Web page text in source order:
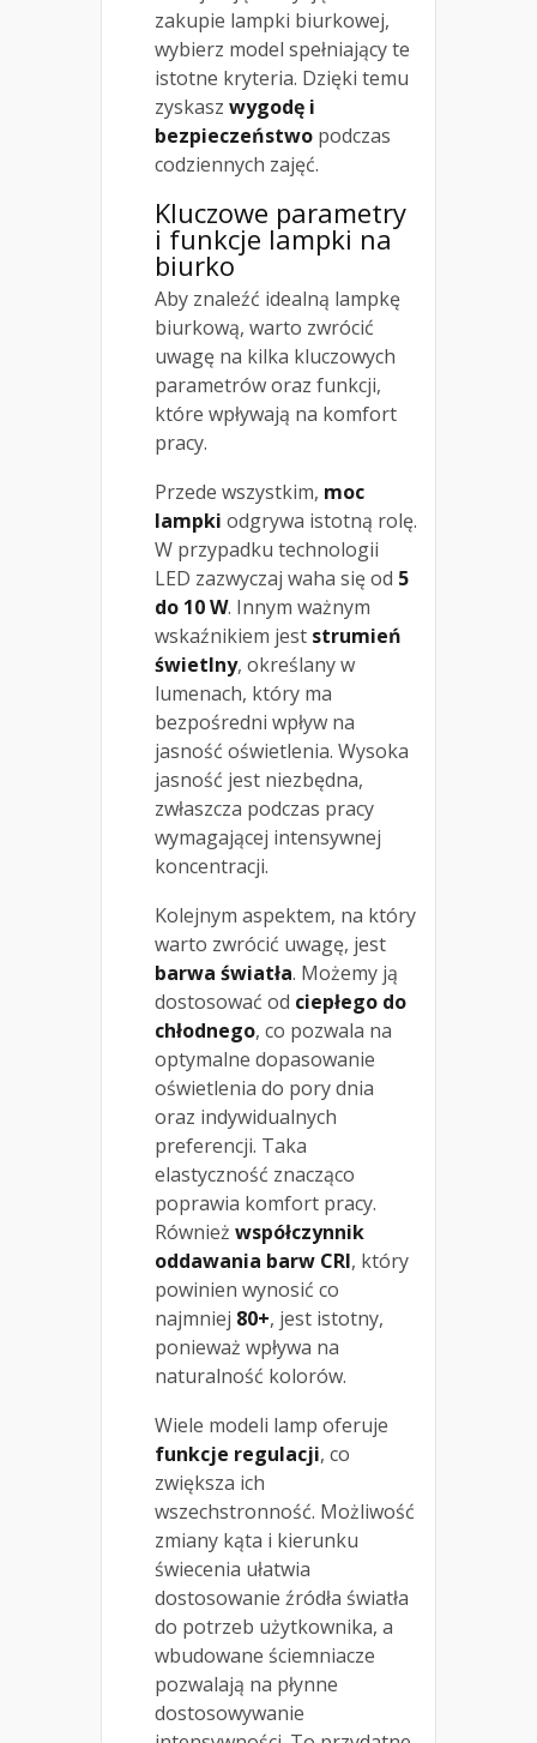
zakupie lampki biurkowej,
wybierz model spełniający te
istotne kryteria. Dzięki temu
zyskasz wygodę i
bezpieczeństwo podczas
codziennych zajęć.
Kluczowe parametry
i funkcje lampki na
biurko
Aby znaleźć idealną lampkę
biurkową, warto zwrócić
uwagę na kilka kluczowych
parametrów oraz funkcji,
które wpływają na komfort
pracy.
Przede wszystkim, moc
lampki odgrywa istotną rolę.
W przypadku technologii
LED zazwyczaj waha się od 5
do 10 W. Innym ważnym
wskaźnikiem jest strumień
świetlny, określany w
lumenach, który ma
bezpośredni wpływ na
jasność oświetlenia. Wysoka
jasność jest niezbędna,
zwłaszcza podczas pracy
wymagającej intensywnej
koncentracji.
Kolejnym aspektem, na który
warto zwrócić uwagę, jest
barwa światła. Możemy ją
dostosować od ciepłego do
chłodnego, co pozwala na
optymalne dopasowanie
oświetlenia do pory dnia
oraz indywidualnych
preferencji. Taka
elastyczność znacząco
poprawia komfort pracy.
Również współczynnik
oddawania barw CRI, który
powinien wynosić co
najmniej 80+, jest istotny,
ponieważ wpływa na
naturalność kolorów.
Wiele modeli lamp oferuje
funkcje regulacji, co
zwiększa ich
wszechstronność. Możliwość
zmiany kąta i kierunku
świecenia ułatwia
dostosowanie źródła światła
do potrzeb użytkownika, a
wbudowane ściemniacze
pozwalają na płynne
dostosowywanie